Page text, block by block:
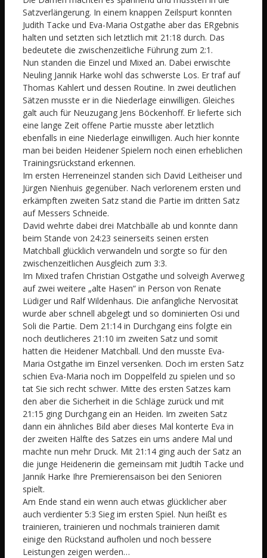
Satzverlängerung. In einem knappen Zeilspurt konnten
Judith Tacke und Eva-Maria Ostgathe aber das ERgebnis
halten und setzten sich letztlich mit 21:18 durch. Das
bedeutete die zwischenzeitliche Führung zum 2:1.
Nun standen die Einzel und Mixed an. Dabei erwischte
Neuling Jannik Harke wohl das schwerste Los. Er traf auf
Thomas Kahlert und dessen Routine. In zwei deutlichen
Sätzen musste er in die Niederlage einwilligen. Gleiches
galt auch für Neuzugang Jens Böckenhoff. Er lieferte sich
eine lange Zeit offene Partie musste aber letztlich
ebenfalls in eine Niederlage einwilligen. Auch hier konnte
man bei beiden Heidener Spielern noch einen erheblichen
Trainingsrückstand erkennen.
Im ersten Herreneinzel standen sich David Leitheiser und
Jürgen Nienhuis gegenüber. Nach verlorenem ersten und
erkämpften zweiten Satz stand die Partie im dritten Satz
auf Messers Schneide.
David wehrte dabei drei Matchbälle ab und konnte dann
beim Stande von 24:23 seinerseits seinen ersten
Matchball glücklich verwandeln und sorgte so für den
zwischenzeitlichen Ausgleich zum 3:3.
Im Mixed trafen Christian Ostgathe und solveigh Averweg
auf zwei weitere „alte Hasen“ in Person von Renate
Lüdiger und Ralf Wildenhaus. Die anfängliche Nervosität
wurde aber schnell abgelegt und so dominierten Osi und
Soli die Partie. Dem 21:14 in Durchgang eins folgte ein
noch deutlicheres 21:10 im zweiten Satz und somit
hatten die Heidener Matchball. Und den musste Eva-
Maria Ostgathe im Einzel versenken. Doch im ersten Satz
schien Eva-Maria noch im Doppelfeld zu spielen und so
tat Sie sich recht schwer. Mitte des ersten Satzes kam
den aber die Sicherheit in die Schläge zurück und mit
21:15 ging Durchgang ein an Heiden. Im zweiten Satz
dann ein ähnliches Bild aber dieses Mal konterte Eva in
der zweiten Hälfte des Satzes ein ums andere Mal und
machte nun mehr Druck. Mit 21:14 ging auch der Satz an
die junge Heidenerin die gemeinsam mit Judtih Tacke und
Jannik Harke Ihre Premierensaison bei den Senioren
spielt.
Am Ende stand ein wenn auch etwas glücklicher aber
auch verdienter 5:3 Sieg im ersten Spiel. Nun heißt es
trainieren, trainieren und nochmals trainieren damit
einige den Rückstand aufholen und noch bessere
Leistungen zeigen werden…